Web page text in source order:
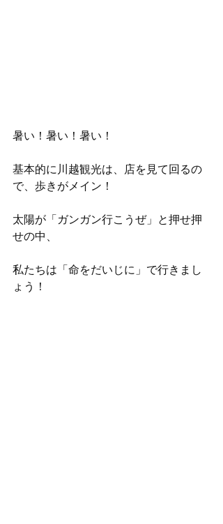
暑い！暑い！暑い！
基本的に川越観光は、店を見て回るの
で、歩きがメイン！
太陽が「ガンガン行こうぜ」と押せ押
せの中、
私たちは「命をだいじに」で行きまし
ょう！